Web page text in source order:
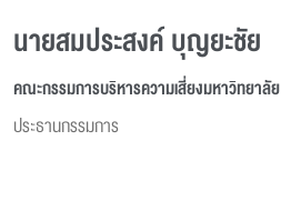
นายสมประสงค์ บุญยะชัย
คณะกรรมการบริหารความเสี่ยงมหาวิทยาลัย
ประธานกรรมการ